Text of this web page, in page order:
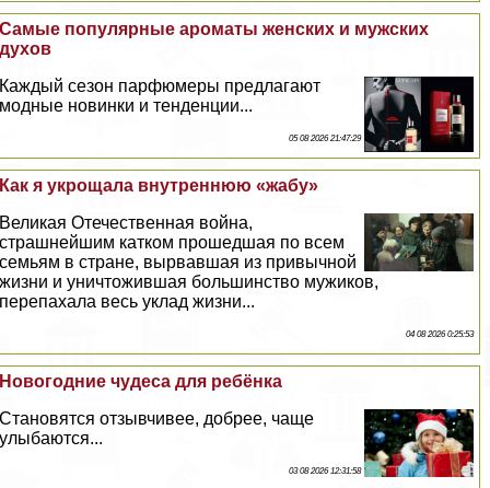
Самые популярные ароматы женских и мужских
духов
Каждый сезон парфюмеры предлагают
модные новинки и тенденции...
05 08 2026 21:47:29
Как я укрощала внутреннюю «жабу»
Великая Отечественная война,
страшнейшим катком прошедшая по всем
семьям в стране, вырвавшая из привычной
жизни и уничтожившая большинство мужиков,
перепахала весь уклад жизни...
04 08 2026 0:25:53
Новогодние чудеса для ребёнка
Становятся отзывчивее, добрее, чаще
улыбаются...
03 08 2026 12:31:58